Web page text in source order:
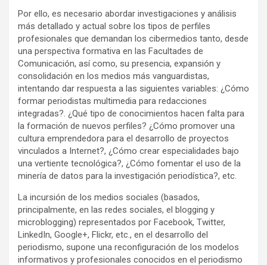
Por ello, es necesario abordar investigaciones y análisis
más detallado y actual sobre los tipos de perfiles
profesionales que demandan los cibermedios tanto, desde
una perspectiva formativa en las Facultades de
Comunicación, así como, su presencia, expansión y
consolidación en los medios más vanguardistas,
intentando dar respuesta a las siguientes variables: ¿Cómo
formar periodistas multimedia para redacciones
integradas?. ¿Qué tipo de conocimientos hacen falta para
la formación de nuevos perfiles? ¿Cómo promover una
cultura emprendedora para el desarrollo de proyectos
vinculados a Internet?, ¿Cómo crear especialidades bajo
una vertiente tecnológica?, ¿Cómo fomentar el uso de la
minería de datos para la investigación periodística?, etc.
La incursión de los medios sociales (basados,
principalmente, en las redes sociales, el blogging y
microblogging) representados por Facebook, Twitter,
LinkedIn, Google+, Flickr, etc., en el desarrollo del
periodismo, supone una reconfiguración de los modelos
informativos y profesionales conocidos en el periodismo